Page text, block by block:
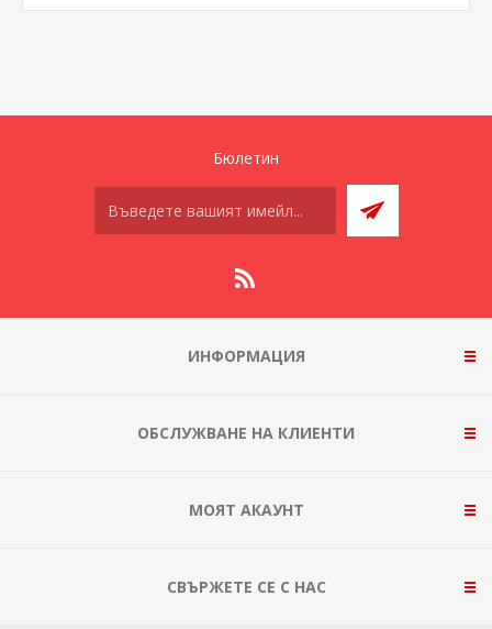
Бюлетин
ИНФОРМАЦИЯ
ОБСЛУЖВАНЕ НА КЛИЕНТИ
МОЯТ АКАУНТ
СВЪРЖЕТЕ СЕ С НАС